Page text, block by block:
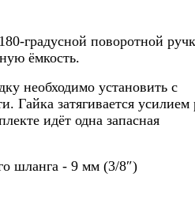
градусной поворотной
ёмкость.
необходимо установить с
Гайка затягивается усилием
идёт одна запасная
шланга - 9 мм (3/8″)